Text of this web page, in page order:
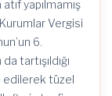
yapılmamış
Vergisi
6.
tartışıldığı
edilerek tüzel